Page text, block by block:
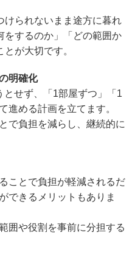
けられないまま途方に暮れ
をするのか」「どの範囲か
が大切です。
明確化
とせず、「1部屋ずつ」「1
進める計画を立てます。
で負担を減らし、継続的に
ことで負担が軽減されるだ
できるメリットもありま
囲や役割を事前に分担する